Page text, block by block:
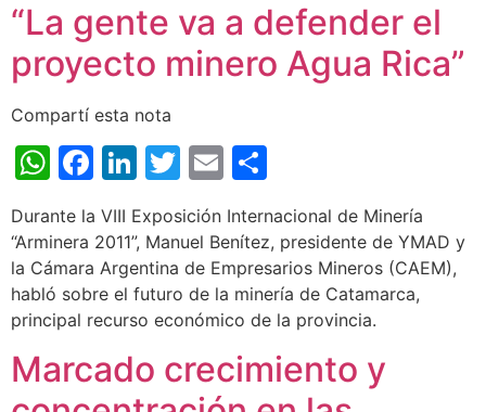
“La gente va a defender el
proyecto minero Agua Rica”
Compartí esta nota
WhatsApp
Facebook
LinkedIn
Twitter
Email
Durante la VIII Exposición Internacional de Minería
“Arminera 2011”, Manuel Benítez, presidente de YMAD y
la Cámara Argentina de Empresarios Mineros (CAEM),
habló sobre el futuro de la minería de Catamarca,
principal recurso económico de la provincia.
Marcado crecimiento y